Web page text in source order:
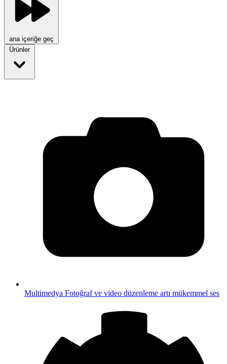
ana içeriğe geç
Ürünler
Multimedya Fotoğraf ve video düzenleme artı mükemmel ses